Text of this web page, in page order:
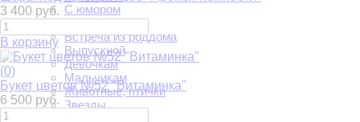
С юмором
Авто-мото
Встреча из роддома
Выпускной
Девочкам
Мальчикам
Животные, птички
Звезды
3 400 руб.
В корзину
(0)
Букет цветов №52 "Витаминка"
6 500 руб.